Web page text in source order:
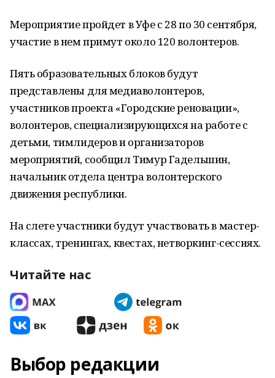
Мероприятие пройдет в Уфе с 28 по 30 сентября,
участие в нем примут около 120 волонтеров.
Пять образовательных блоков будут
представлены для медиаволонтеров,
участников проекта «Городские реновации»,
волонтеров, специализирующихся на работе с
детьми, тимлидеров и организаторов
мероприятий, сообщил Тимур Гадельшин,
начальник отдела центра волонтерского
движения республики.
На слете участники будут участвовать в мастер-
классах, тренингах, квестах, нетворкинг-сессиях.
Читайте нас
Выбор редакции